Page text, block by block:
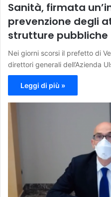
Sanità, firmata
prevenzione degli
strutture pubbliche
Nei giorni scorsi il prefetto di
direttori generali dell’Azienda
Leggi di più »